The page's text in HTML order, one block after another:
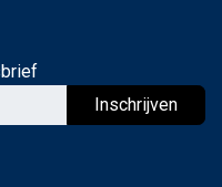
Inschrijven